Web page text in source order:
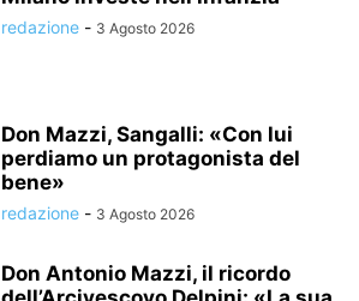
redazione - 3 Agosto 2026
Don Mazzi, Sangalli: «Con lui
perdiamo un protagonista del
bene»
redazione - 3 Agosto 2026
Don Antonio Mazzi, il ricordo